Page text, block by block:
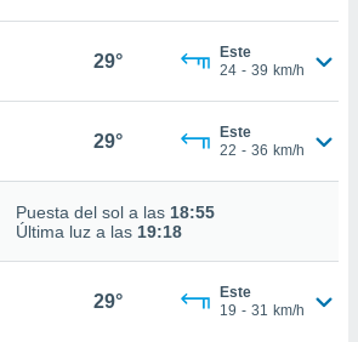
29°
Este
24 - 39 km/h
29°
Este
22 - 36 km/h
Puesta del sol a las 18:55
Última luz a las 19:18
29°
Este
19 - 31 km/h